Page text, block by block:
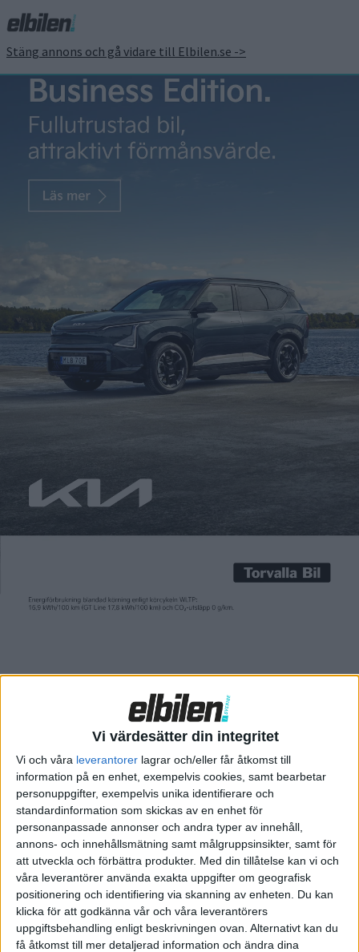
Vi värdesätter din integritet
Vi och våra leverantorer lagrar och/eller får åtkomst till
information på en enhet, exempelvis cookies, samt bearbetar
personuppgifter, exempelvis unika identifierare och
standardinformation som skickas av en enhet för
personanpassade annonser och andra typer av innehåll,
annons- och innehållsmätning samt målgruppsinsikter, samt för
att utveckla och förbättra produkter. Med din tillåtelse kan vi och
våra leverantörer använda exakta uppgifter om geografisk
positionering och identifiering via skanning av enheten. Du kan
klicka för att godkänna vår och våra leverantörers
uppgiftsbehandling enligt beskrivningen ovan. Alternativt kan du
få åtkomst till mer detaljerad information och ändra dina
Stäng annons och gå vidare till Elbilen.se ->
Var tredje nyregistrering
var en elbil i juni
Carl Undéhn 1 jul 2022
registreringar med hela 28 procent. Men andelen elbilarna
fortsätter att öka och det är de helt eldrivna modellerna som
laddhybrider, uppgick till 55 […]
När branschorganisationen Mobility Sweden nu släpper siffror
Jämfört med samma månad året innan sjönk antalet
eldrivna modellerna som ökar mest.
– Andelen laddbara bilar, dvs elbilar och laddhybrider, uppgick
till 55 procent i juni, med en övervikt för elbilarna som stod för
nära 32 procent av månadens nyregistreringar, säger Sofia
Linder som är chefsekonom hos Mobility Sweden.
Med 1 876 exemplar var Tesla Model Y den mest registrerade
elbilen i Sverige. Det är fler än dubbelt så många som juni
månads näst mest registrerade elbil, Volkswagen ID.4, med 759
registreringar.
Med totalt 4 147 registrerade exemplar mellan januari och juni
intar Teslas elsuv andraplatsen bakom Kia Niro EV med 4 417
registrerade exemplar under samma tidsperiod.